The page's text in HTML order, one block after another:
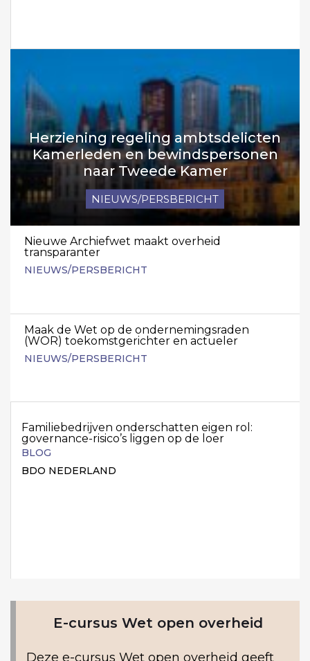
Herziening regeling ambtsdelicten
Kamerleden en bewindspersonen
naar Tweede Kamer
NIEUWS/PERSBERICHT
Nieuwe Archiefwet maakt overheid
transparanter
NIEUWS/PERSBERICHT
Maak de Wet op de ondernemingsraden
(WOR) toekomstgerichter en actueler
NIEUWS/PERSBERICHT
Familiebedrijven onderschatten eigen rol:
governance-risico’s liggen op de loer
BLOG
BDO NEDERLAND
E-cursus Wet open overheid
Deze e-cursus Wet open overheid geeft